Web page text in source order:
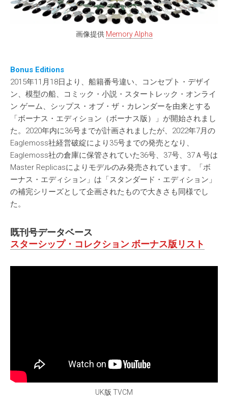
画像提供 Memory Alpha
Bonus Editions
2015年11月18日より、船籍番号違い、コンセプト・デザイ
ン、模型の船、コミック・小説・スタートレック・オンライ
ン ゲーム、シップス・オブ・ザ・カレンダーを由来とする
「ボーナス・エディション（ボーナス版）」が開始されまし
た。2020年内に36号までが計画されましたが、2022年7月の
Eaglemoss社経営破綻により35号までの発売となり、
Eaglemoss社の倉庫に保管されていた36号、37号、37Ａ号は
Master Replicasによりモデルのみ発売されています。「ボ
ーナス・エディション」は「スタンダード・エディション」
の補完シリーズとして企画されたもので大きさも同様でし
た。
既刊号データベース
スターシップ・コレクション ボーナス版リスト
UK版 TVCM